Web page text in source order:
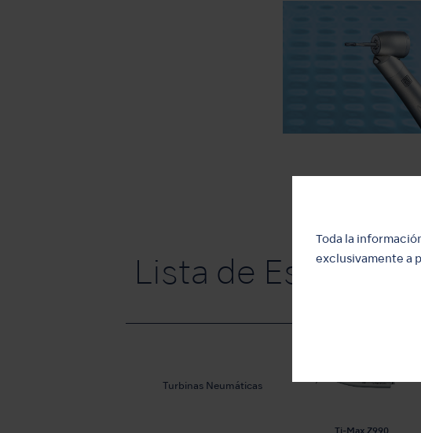
Toda la
exclusivamente a
Lista de
Turbinas Neumáticas